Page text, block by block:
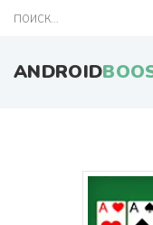
ANDROID